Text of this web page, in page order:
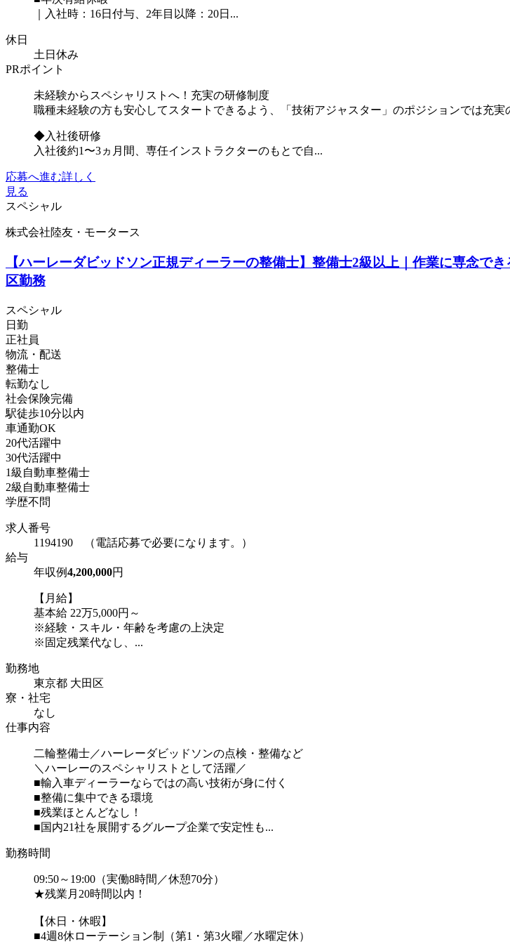
｜入社時：16日付与、2年⽬以降：20⽇...
休日
土日休み
PRポイント
未経験からスペシャリストへ！充実の研修制度
職種未経験の方も安心してスタートできるよう、「技術アジャスター」のポジションでは充実
◆入社後研修
入社後約1〜3ヵ月間、専任インストラクターのもとで自...
応募へ進む詳しく
見る
スペシャル
株式会社陸友・モータース
【ハーレーダビッドソン正規ディーラーの整備士】整備士2級以上｜作業に専念で
区勤務
スペシャル
日勤
正社員
物流・配送
整備士
転勤なし
社会保険完備
駅徒歩10分以内
車通勤OK
20代活躍中
30代活躍中
1級自動車整備士
2級自動車整備士
学歴不問
求人番号
1194190 （電話応募で必要になります。）
給与
年収例4,200,000円
【月給】
基本給 22万5,000円～
※経験・スキル・年齢を考慮の上決定
※固定残業代なし、...
勤務地
東京都 大田区
寮・社宅
なし
仕事内容
二輪整備士／ハーレーダビッドソンの点検・整備など
＼ハーレーのスペシャリストとして活躍／
■輸入車ディーラーならではの高い技術が身に付く
■整備に集中できる環境
■残業ほとんどなし！
■国内21社を展開するグループ企業で安定性も...
勤務時間
09:50～19:00（実働8時間／休憩70分）
★残業月20時間以内！
【休日・休暇】
■4週8休ローテーション制（第1・第3火曜／水曜定休）